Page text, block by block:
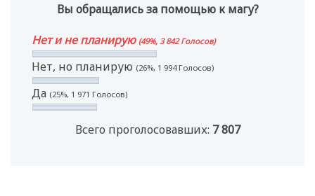
Вы обращались за помощью к магу?
Нет и не планирую (49%, 3 842 Голосов)
Нет, но планирую (26%, 1 994 Голосов)
Да (25%, 1 971 Голосов)
Всего проголосовавших: 7 807